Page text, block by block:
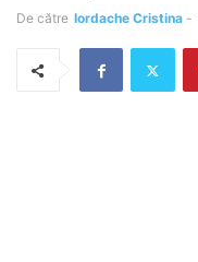
De către Iordache Cristina -